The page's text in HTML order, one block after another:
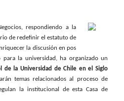
respondiendo a la
de redefinir el estatuto de
la discusión en pos
la universidad, ha organizado un
de la Universidad de Chile en el Siglo
temas relacionados al proceso de
la institucional de esta Casa de